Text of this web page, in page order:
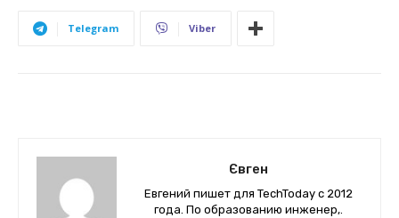
Telegram Viber
Євген
Евгений пишет для TechToday с 2012
года. По образованию инженер,.